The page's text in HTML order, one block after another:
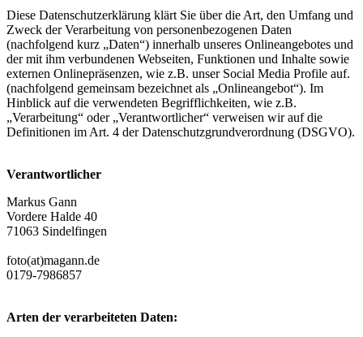
Diese Datenschutzerklärung klärt Sie über die Art, den Umfang und
Zweck der Verarbeitung von personenbezogenen Daten
(nachfolgend kurz „Daten“) innerhalb unseres Onlineangebotes und
der mit ihm verbundenen Webseiten, Funktionen und Inhalte sowie
externen Onlinepräsenzen, wie z.B. unser Social Media Profile auf.
(nachfolgend gemeinsam bezeichnet als „Onlineangebot“). Im
Hinblick auf die verwendeten Begrifflichkeiten, wie z.B.
„Verarbeitung“ oder „Verantwortlicher“ verweisen wir auf die
Definitionen im Art. 4 der Datenschutzgrundverordnung (DSGVO).
Verantwortlicher
Markus Gann
Vordere Halde 40
71063 Sindelfingen
foto(at)magann.de
0179-7986857
Arten der verarbeiteten Daten: